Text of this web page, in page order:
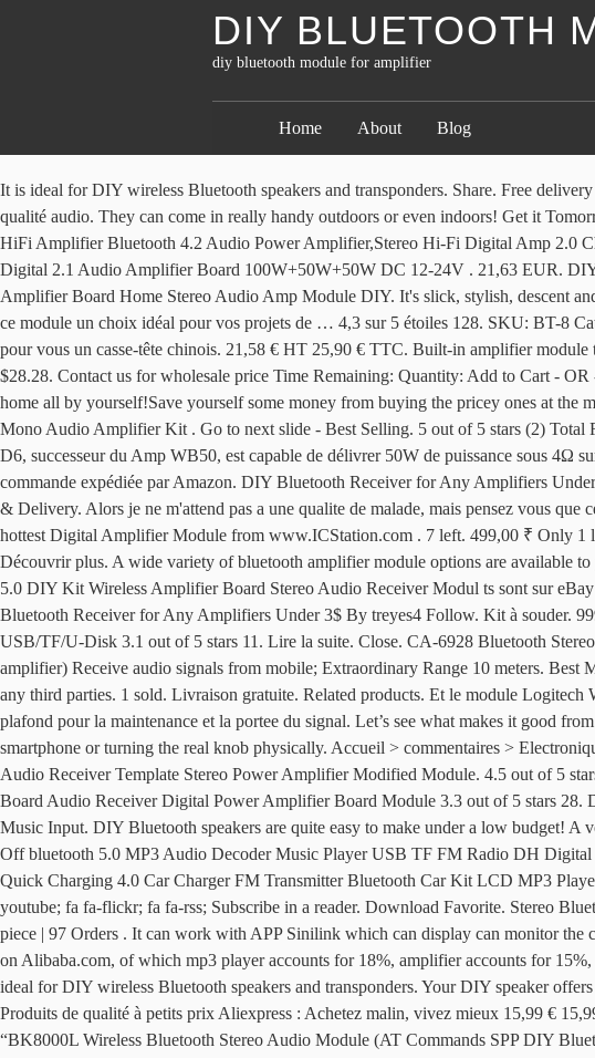
DIY BLUETOOTH
diy bluetooth module for amplifier
Home About Blog
It is ideal for DIY wireless Bluetooth speakers and transponders. Share. Free delivery and returns on eBay Plus items for Plus members. Module amplificateur de classe D à 2 canaux 3 W offrant une excellente qualité audio. They can come in really handy outdoors or even indoors! Get it Tomorrow, Jan 9. Code: 01380. See more ideas about amplifier, digital, development board. Bluetooth Amplifier,BITIWEND Mini HiFi Amplifier Bluetooth 4.2 Audio Power Amplifier,Stereo Hi-Fi Digital Amp 2.0 Channel 100W with AUX/USB/Bluetooth Input,Speaker/Earphone Output . 03 £48.00 £48.00. Bluetooth 5.0 TPA3116D2 Digital 2.1 Audio Amplifier Board 100W+50W+50W DC 12-24V . 21,63 EUR. DIY Bluetooth Speaker: Meet the PartyBar™! Cas de haute qualité, protéger le module efficacement. HiFi 2.0 Channel Power Amplifier Board Home Stereo Audio Amp Module DIY. It's slick, stylish, descent and most of all it's compact and fits in… Sa connectivité (filaire et sans-fil) très complète et ses nombreuses fonctionnalités font de ce module un choix idéal pour vos projets de … 4,3 sur 5 étoiles 128. SKU: BT-8 Category: Bluetooth FM USB Aux Card and Remote Avec nos produits, vous réalisez vos propres montages sans que cela soit pour vous un casse-tête chinois. 21,58 € HT 25,90 € TTC. Built-in amplifier module therefore it can connect to loudspeaker directly. Built-in amplifier module therefore it can connect to loudspeaker directly. C $28.28. Contact us for wholesale price Time Remaining: Quantity: Add to Cart - OR - Buy Now - OR - Add to Wish List. We have rounded up 14 great and easy DIY Bluetooth speaker ideas for you to make at home all by yourself!Save yourself some money from buying the pricey ones at the market. 250,690. ou … 6,99 € 6,99 € Recevez-le samedi 9 janvier. Dual channels audio signal output. Velleman K4001 7w Mono Audio Amplifier Kit . Go to next slide - Best Selling. 5 out of 5 stars (2) Total Ratings 2, $17.99 New. 126 items sold. Your email address will not be published. Le module amplificateur Up2Stream Amp Pro D6, successeur du Amp WB50, est capable de délivrer 50W de puissance sous 4Ω sur chaque canal. E-visiontek Store. Suivi par 143 personnes. C $21.59. Livraison à 0,01€ seulement pour votre première commande expédiée par Amazon. DIY Bluetooth Receiver for Any Amplifiers Under 3$ By treyes4 in Circuits Audio. Featured. Required fields are marked * Your rating * Your review * Name * Email * Shipping & Delivery. Alors je ne m'attend pas a une qualite de malade, mais pensez vous que ce mini ampli T-amp fasse l'affaire ? Looking for a good Bluetooth Module for your Audio Amplifier? Oct 10, 2017 - Find the hottest Digital Amplifier Module from www.ICStation.com . 7 left. 499,00 ₹ Only 1 left in stock. Livraison gratuite. Il ne reste plus que 10 exemplaire(s) en stock. En stock Quantité . 47. Livraison gratuite. Découvrir plus. A wide variety of bluetooth amplifier module options are available to you, such as 2 (2.0), 3 (2.1), and 1. Tous les genres de module amplificateur avec Conrad. Les meilleures offres pour Bluetooth 5.0 DIY Kit Wireless Amplifier Board Stereo Audio Receiver Modul ts sont sur eBay Comparez les prix et les spécificités des produits neufs et d'occasion Pleins d'articles en livraison gratuite! Introduction: DIY Bluetooth Receiver for Any Amplifiers Under 3$ By treyes4 Follow. Kit à souder. 999,00 ₹ REES52 Car Bluetooth 4.1 MP3 WAV Decoding Board Speaker Amplifier Audio Receiver Module Support USB/TF/U-Disk 3.1 out of 5 stars 11. Lire la suite. Close. CA-6928 Bluetooth Stereo Audio Module For Power Amplifier Board 3.5V~5V; Input Voltage : DC 5 V; Audio Out : L R G (it must be connected to amplifier) Receive audio signals from mobile; Extraordinary Range 10 meters. Best Match. 16,29 EUR. $15.99 New. First Name * Last Name * Email * We keep your data private and never share your data with any third parties. 1 sold. Livraison gratuite. Related products. Et le module Logitech Wireless de converstion bluetooth/RCA a 40e L'ampli et le module blutooth seront